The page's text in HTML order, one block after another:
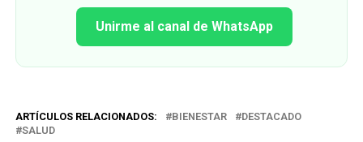
Unirme al canal de WhatsApp
ARTÍCULOS RELACIONADOS: BIENESTAR
DESTACADO
SALUD